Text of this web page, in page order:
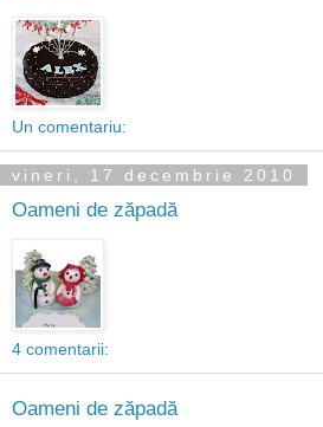
Un comentariu:
vineri, 17 decembrie 2010
Oameni de zăpadă
4 comentarii:
Oameni de zăpadă